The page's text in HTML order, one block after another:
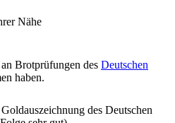
Nähe
Brotprüfungen des Deutschen
haben.
des Deutschen